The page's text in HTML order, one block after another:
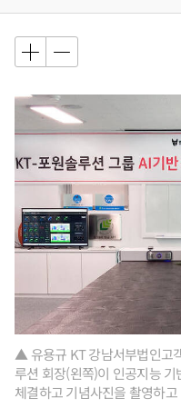
▲ 유용규 KT 강남서부법인고
루션 회장(왼쪽)이 인공지능
체결하고 기념사진을 촬영하고